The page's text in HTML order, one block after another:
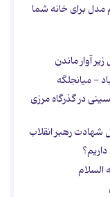
مدل برای خانه شما
- میانجلگه
در گذرگاه مرزی
شهادت رهبر انقلاب
السلام